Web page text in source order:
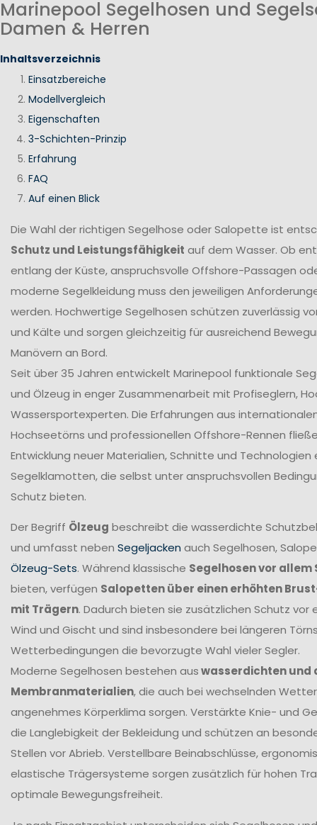
Marinepool Segelhosen und
Damen & Herren
Inhaltsverzeichnis
Einsatzbereiche
Modellvergleich
Eigenschaften
3-Schichten-Prinzip
Erfahrung
FAQ
Auf einen Blick
Die Wahl der richtigen Segelhose oder Salopette ist
Schutz und Leistungsfähigkeit auf dem Wasser. Ob
entlang der Küste, anspruchsvolle Offshore-Passagen
moderne Segelkleidung muss den jeweiligen
werden. Hochwertige Segelhosen schützen zuverlässig
und Kälte und sorgen gleichzeitig für ausreichend
Manövern an Bord.
Seit über 35 Jahren entwickelt Marinepool funktionale
und Ölzeug in enger Zusammenarbeit mit Profiseglern,
Wassersportexperten. Die Erfahrungen aus
Hochseetörns und professionellen Offshore-Rennen
Entwicklung neuer Materialien, Schnitte und Technologien
Segelklamotten, die selbst unter anspruchsvollen
Schutz bieten.
Der Begriff Ölzeug beschreibt die wasserdichte
und umfasst neben Segeljacken auch Segelhosen,
Ölzeug-Sets. Während klassische Segelhosen vor allem
bieten, verfügen Salopetten über einen erhöhten
mit Trägern. Dadurch bieten sie zusätzlichen Schutz vor
Wind und Gischt und sind insbesondere bei längeren
Wetterbedingungen die bevorzugte Wahl vieler Segler.
Moderne Segelhosen bestehen auswasserdichten und
Membranmaterialien, die auch bei wechselnden
angenehmes Körperklima sorgen. Verstärkte Knie- und
die Langlebigkeit der Bekleidung und schützen an
Stellen vor Abrieb. Verstellbare Beinabschlüsse,
elastische Trägersysteme sorgen zusätzlich für hohen
optimale Bewegungsfreiheit.